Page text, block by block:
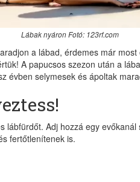
Lábak nyáron Fotó: 123rf.com
a lábad, érdemes már
A papucsos szezon után a
évben selymesek és ápoltak
lábfürdőt. Adj hozzá egy
fertőtlenítenek is.